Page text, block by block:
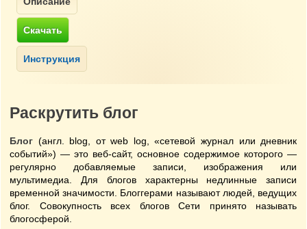
Раскрутить блог
Блог (англ. blog, от web log, «сетевой журнал или дневник
событий») — это веб-сайт, основное содержимое которого —
регулярно добавляемые записи, изображения или
мультимедиа. Для блогов характерны недлинные записи
временной значимости. Блоггерами называют людей, ведущих
блог. Совокупность всех блогов Сети принято называть
блогосферой.